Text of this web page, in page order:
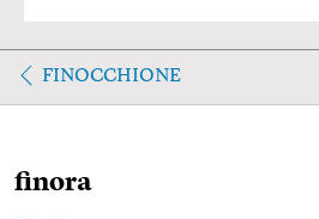
FINOCCHIONE
finora